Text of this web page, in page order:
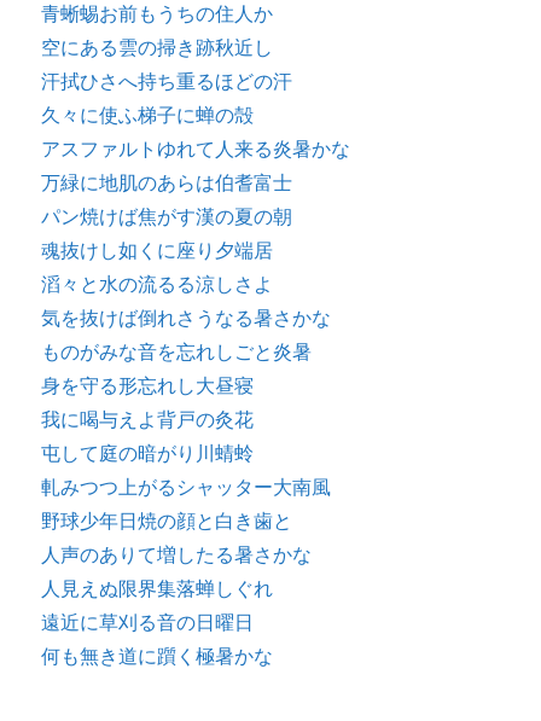
青蜥蜴お前もうちの住人か
空にある雲の掃き跡秋近し
汗拭ひさへ持ち重るほどの汗
久々に使ふ梯子に蝉の殻
アスファルトゆれて人来る炎暑かな
万緑に地肌のあらは伯耆富士
パン焼けば焦がす漢の夏の朝
魂抜けし如くに座り夕端居
滔々と水の流るる涼しさよ
気を抜けば倒れさうなる暑さかな
ものがみな音を忘れしごと炎暑
身を守る形忘れし大昼寝
我に喝与えよ背戸の灸花
屯して庭の暗がり川蜻蛉
軋みつつ上がるシャッター大南風
野球少年日焼の顔と白き歯と
人声のありて増したる暑さかな
人見えぬ限界集落蝉しぐれ
遠近に草刈る音の日曜日
何も無き道に躓く極暑かな